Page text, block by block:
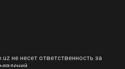
не несет ответственность за